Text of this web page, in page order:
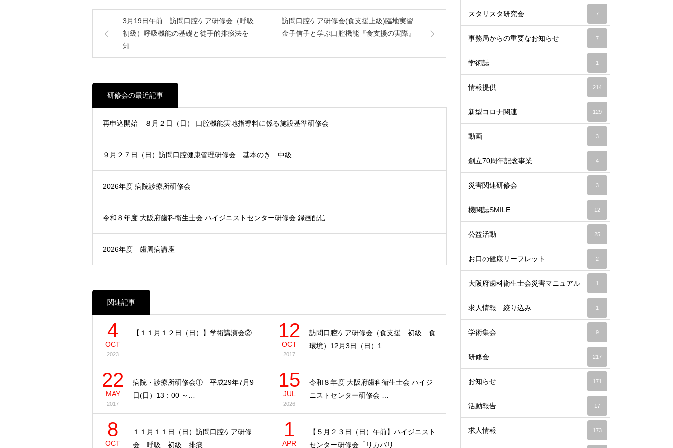
3月19日午前 訪問口腔ケア研修会（呼吸
初級）呼吸機能の基礎と徒手的排痰法を
知…
訪問口腔ケア研修会(食支援上級)臨地実習
金子信子と学ぶ口腔機能『食支援の実際』
研修会の最近記事
再申込開始 ８月２日（日） 口腔機能実地指導料に係る施設基準研修会
９月２７日（日）訪問口腔健康管理研修会 基本のき 中級
2026年度 病院診療所研修会
令和８年度 大阪府歯科衛生士会 ハイジニストセンター研修会 録画配信
2026年度 歯周病講座
関連記事
4
OCT
2023
【１１月１２日（日）】学術講演会② 12
OCT
2017
訪問口腔ケア研修会（食支援 初級 食
環境）12月3日（日）1…
22
MAY
2017
病院・診療所研修会① 平成29年7月9
日(日）13：00 ～…
15
JUL
2026
令和８年度 大阪府歯科衛生士会 ハイジ
ニストセンター研修会 …
8
OCT
１１月１１日（日）訪問口腔ケア研修
会 呼吸 初級 排痰
1
APR
【５月２３日（日）午前】ハイジニスト
センター研修会「リカバリ…
スタリスタ研究会 7
事務局からの重要なお知らせ 7
学術誌 1
情報提供 214
新型コロナ関連 129
動画 3
創立70周年記念事業 4
災害関連研修会 3
機関誌SMILE 12
公益活動 25
お口の健康リーフレット 2
大阪府歯科衛生士会災害マニュアル 1
求人情報 絞り込み 1
学術集会 9
研修会 217
お知らせ 171
活動報告 17
求人情報 173